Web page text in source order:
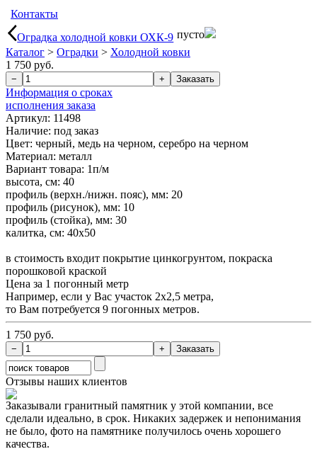
Контакты
Оградка холодной ковки ОХК-9 пусто
Каталог > Оградки > Холодной ковки
1 750 руб.
Информация о сроках
исполнения заказа
Артикул: 11498
Наличие: под заказ
Цвет: черный, медь на черном, серебро на черном
Материал: металл
Вариант товара: 1п/м
высота, см: 40
профиль (верхн./нижн. пояс), мм: 20
профиль (рисунок), мм: 10
профиль (стойка), мм: 30
калитка, см: 40х50
в стоимость входит покрытие цинкогрунтом, покраска
порошковой краской
Цена за 1 погонный метр
Например, если у Вас участок 2х2,5 метра,
то Вам потребуется 9 погонных метров.
1 750 руб.
Отзывы наших клиентов
Заказывали гранитный памятник у этой компании, все
сделали идеально, в срок. Никаких задержек и непонимания
не было, фото на памятнике получилось очень хорошего
качества.